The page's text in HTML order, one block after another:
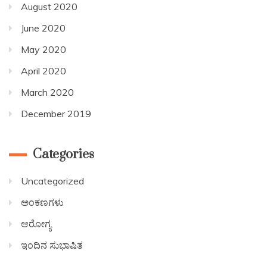
August 2020
June 2020
May 2020
April 2020
March 2020
December 2019
Categories
Uncategorized
ಅಂಕಣಗಳು
ಆರೋಗ್ಯ
ಇಂದಿನ ಸುಭಾಷಿತ